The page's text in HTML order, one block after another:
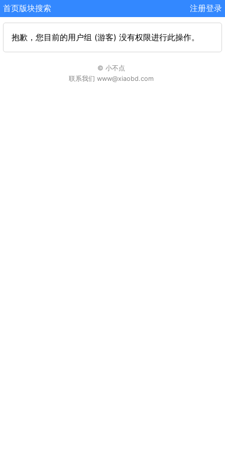
首页版块搜索 注册登录
抱歉，您目前的用户组 (游客) 没有权限进行此操作。
© 小不点
联系我们 www@xiaobd.com